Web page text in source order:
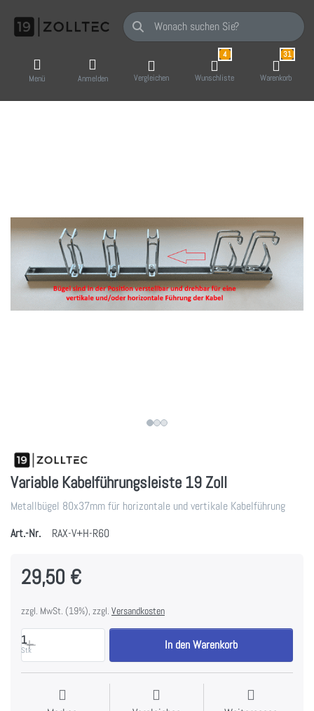
Geben Sie einen Suchbegriff ein. Während
Menü Anmelden Vergleichen
4
Wunschliste
31
Warenkorb
Variable Kabelführungsleiste 19 Zoll
Metallbügel 80x37mm für horizontale und vertikale Kabelführung
Art.-Nr.
RAX-V+H-R60
29,50 €
zzgl. MwSt. (19%), zzgl. Versandkosten
1
Stk In den Warenkorb